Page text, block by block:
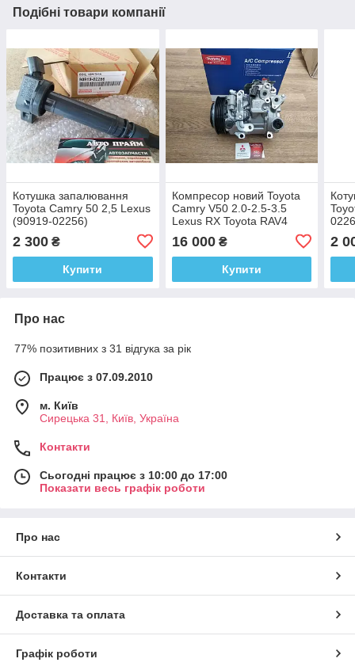
Подібні товари компанії
Котушка запалювання
Toyota Camry 50 2,5 Lexus
(90919-02256)
2 300 ₴
Купити
Компресор новий Toyota
Camry V50 2.0-2.5-3.5
Lexus RX Toyota RAV4
16 000₴
Купити
2
Про нас
77% позитивних з 31 відгука за рік
Працює з 07.09.2010
м. Київ
Сирецька 31, Київ, Україна
Контакти
Сьогодні працює з 10:00 до 17:00
Показати весь графік роботи
Про нас
Контакти
Доставка та оплата
Графік роботи